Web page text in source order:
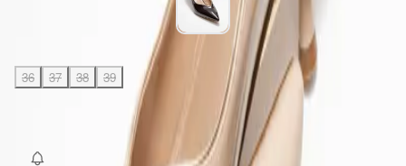
36 37 38 39 40
SEPETE EKLE